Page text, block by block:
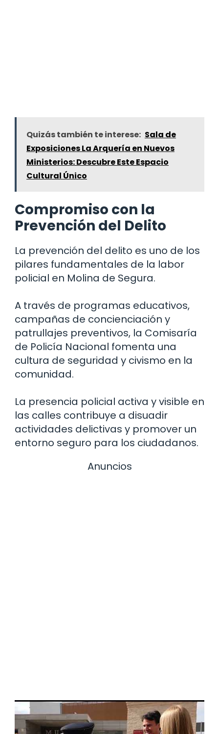
Quizás también te interese: Sala de
Exposiciones La Arquería en Nuevos
Ministerios: Descubre Este Espacio
Cultural Único
Compromiso con la
Prevención del Delito
La prevención del delito es uno de los
pilares fundamentales de la labor
policial en Molina de Segura.
A través de programas educativos,
campañas de concienciación y
patrullajes preventivos, la Comisaría
de Policía Nacional fomenta una
cultura de seguridad y civismo en la
comunidad.
La presencia policial activa y visible en
las calles contribuye a disuadir
actividades delictivas y promover un
entorno seguro para los ciudadanos.
Anuncios